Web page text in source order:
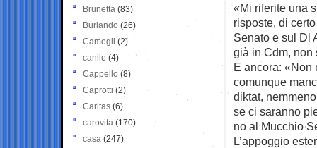
«Mi riferite una
risposte, di
Senato e sul Dl
già in Cdm, non
E ancora: «Non
comunque
diktat,
se ci saranno
no al Mucchio
L’appoggio
Brunetta (83)
Burlando (26)
Camogli (2)
canile (4)
Cappello (8)
Caprotti (2)
Caritas (6)
carovita (170)
casa (247)